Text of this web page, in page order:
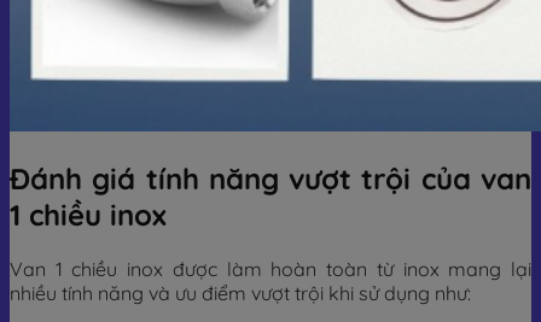
Đánh giá tính năng vượt trội của van
1 chiều inox
Van 1 chiều inox được làm hoàn toàn từ inox mang lại
nhiều tính năng và ưu điểm vượt trội khi sử dụng như: